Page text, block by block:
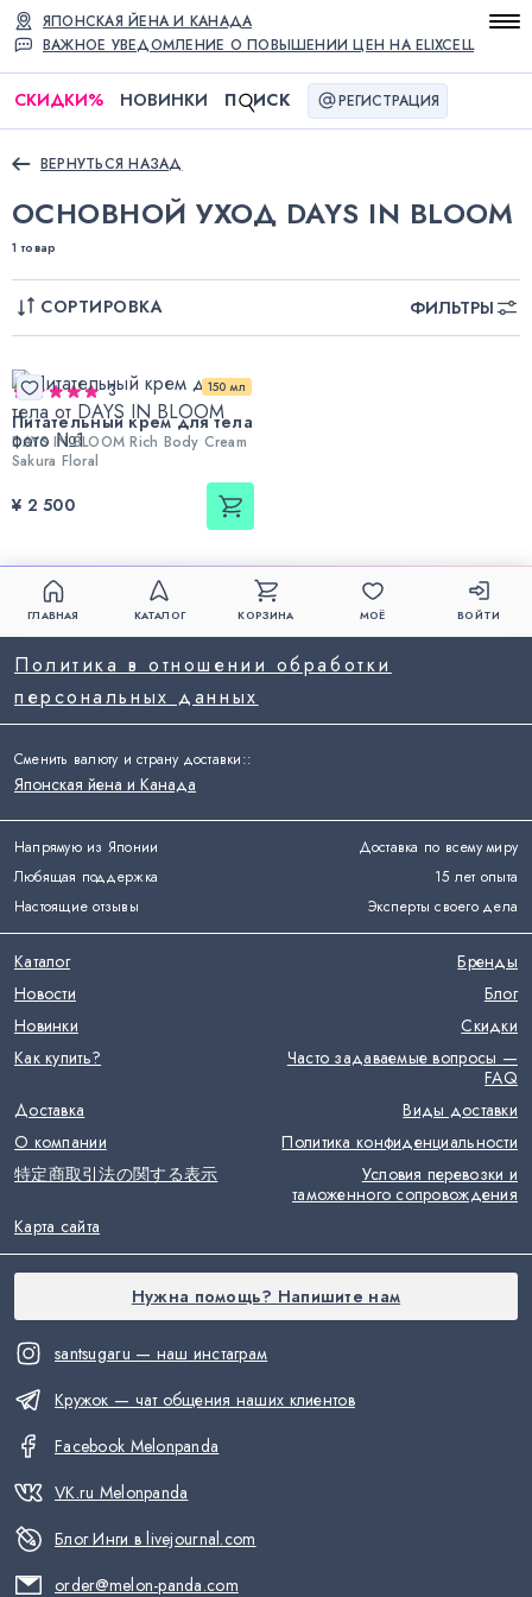
ВАЖНОЕ УВЕДОМЛЕНИЕ О ПОВЫШЕНИИ ЦЕН НА ELIXCELL
ЯПОНСКАЯ ЙЕНА И КАНАДА
СКИДКИ% НОВИНКИ П ИСК РЕГИСТРАЦИЯ
ВЕРНУТЬСЯ НАЗАД
ОСНОВНОЙ УХОД DAYS IN BLOOM
1 товар
СОРТИРОВКА ФИЛЬТРЫ
150 мл
3
Питательный крем для тела
DAYS IN BLOOM Rich Body Cream
Sakura Floral
¥ 2 500
ГЛАВНАЯ КАТАЛОГ КОРЗИНА МОЁ ВОЙТИ
Напрямую из Японии
Доставка по всему миру
Любящая поддержка
15 лет опыта
Настоящие отзывы
Эксперты своего дела
santsugaru — наш инстаграм
Кружок — чат общения наших клиентов
Facebook Melonpanda
VK.ru Melonpanda
Блог Инги в livejournal.com
order@melon-panda.com
Политика в отношении обработки
персональных данных
Каталог
Бренды
Новости
Блог
Новинки
Скидки
Как купить?
Часто задаваемые вопросы —
FAQ
Доставка
Виды доставки
О компании
Политика конфиденциальности
特定商取引法の関する表示
Условия перевозки и
таможенного сопровождения
Карта сайта
Сменить валюту и страну доставки::
Японская йена и Канада
Нужна помощь? Напишите нам